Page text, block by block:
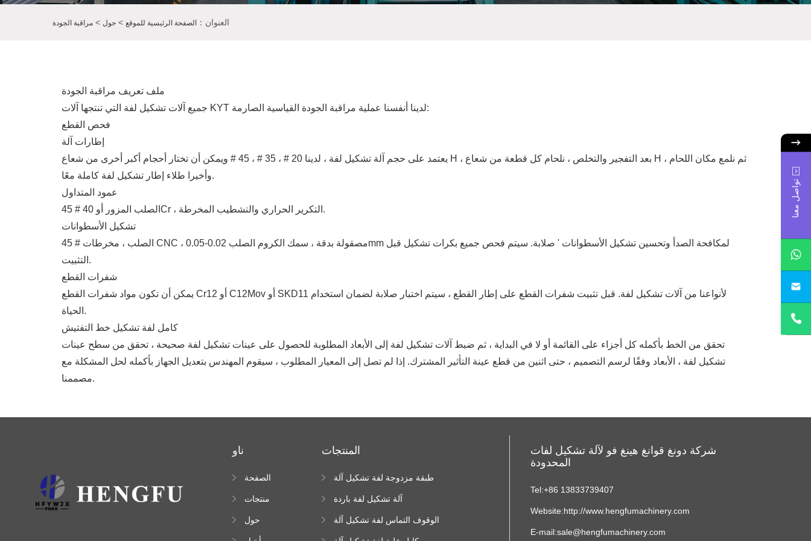
العنوان： الصفحة الرئيسية للموقع > حول > مراقبة الجودة
ملف تعريف مراقبة الجودة
جميع آلات تشكيل لفة التي تنتجها آلات KYT لدينا أنفسنا عملية مراقبة الجودة القياسية الصارمة:
فحص القطع
إطارات آلة
يعتمد على حجم آلة تشكيل لفة ، لدينا 20 # ، 35 # ، 45 # ويمكن أن تختار أحجام أكبر أخرى من شعاع H ، بعد التفجير والتخلص ، نلحام كل قطعة من شعاع H ثم نلمع مكان اللحام ،
وأخيرا طلاء إطار تشكيل لفة كاملة معًا.
عمود المتداول
45 # الصلب المزور أو 40Cr ، التكرير الحراري والتشطيب المخرطة.
تشكيل الأسطوانات
45 # الصلب ، مخرطات CNC ، مصقولة بدقة ، سمك الكروم الصلب 0.02-0.05mm لمكافحة الصدأ وتحسين تشكيل الأسطوانات ' صلابة. سيتم فحص جميع بكرات تشكيل قبل
التثبيت.
شفرات القطع
يمكن أن تكون مواد شفرات القطع Cr12 أو C12Mov أو SKD11 لأنواعنا من آلات تشكيل لفة. قبل تثبيت شفرات القطع على إطار القطع ، سيتم اختبار صلابة لضمان استخدام
الحياة.
كامل لفة تشكيل خط التفتيش
تحقق من الخط بأكمله كل أجزاء على القائمة أو لا في البداية ، ثم ضبط آلات تشكيل لفة إلى الأبعاد المطلوبة للحصول على عينات تشكيل لفة صحيحة ، تحقق من سطح عينات
تشكيل لفة ، الأبعاد وفقًا لرسم التصميم ، حتى اثنين من قطع عينة التأثير المشترك. إذا لم تصل إلى المعيار المطلوب ، سيقوم المهندس بتعديل الجهاز بأكمله لحل المشكلة مع
مصممنا.
ناو
الصفحة
منتجات
حول
المنتجات
طبقة مزدوجة لفة تشكيل آلة
آلة تشكيل لفة باردة
الوقوف التماس لفة تشكيل آلة
شركة دونغ قوانغ هينغ فو لآلة تشكيل لفات
المحدودة
Tel:+86 13833739407
Website:http://www.hengfumachinery.com
E-mail:sale@hengfumachinery.com
تواصل معنا